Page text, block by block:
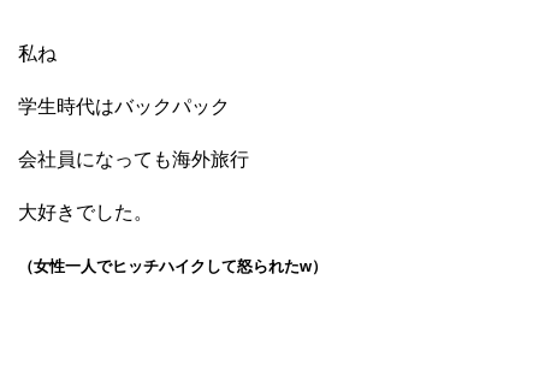
私ね
学生時代はバックパック
会社員になっても海外旅行
大好きでした。
（女性一人でヒッチハイクして怒られたw）